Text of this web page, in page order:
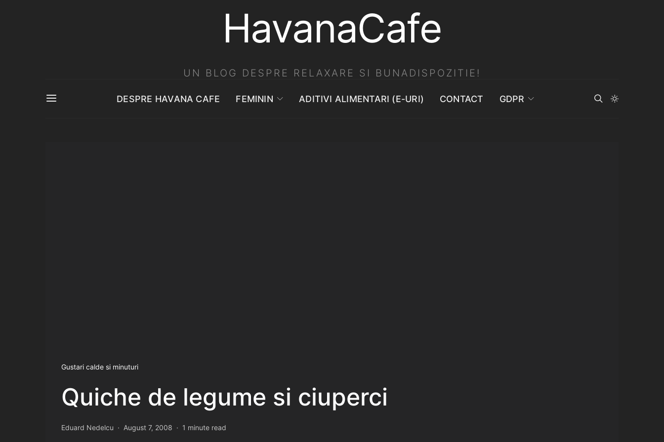
HavanaCafe
UN BLOG DESPRE RELAXARE SI BUNADISPOZITIE!
DESPRE HAVANA CAFE FEMININ ADITIVI ALIMENTARI (E-URI) CONTACT GDPR
Gustari calde si minuturi
Quiche de legume si ciuperci
Eduard Nedelcu August 7, 2008 1 minute read